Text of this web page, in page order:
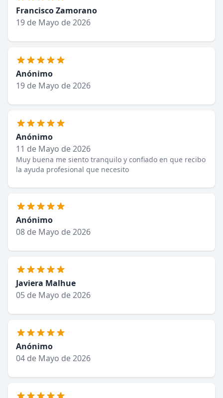
Francisco Zamorano
19 de Mayo de 2026
Anónimo
19 de Mayo de 2026
Anónimo
11 de Mayo de 2026
Muy buena me siento tranquilo y confiado en que recibo
la ayuda profesional que necesito
Anónimo
08 de Mayo de 2026
Javiera Malhue
05 de Mayo de 2026
Anónimo
04 de Mayo de 2026